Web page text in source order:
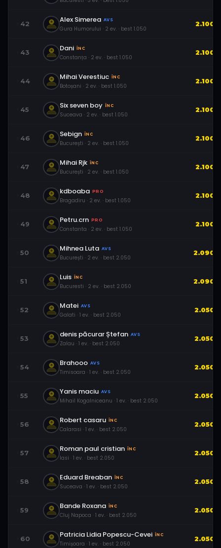
42 Alex Simerea AVS
Gura Humorului · 2 ev. · best 1.050
2.100
43 Dani ÎNC
Constanța · 2 ev. · best 1.050
2.100
44 Mihai Verestiuc ÎNC
Botoșani · 2 ev. · best 1.050
2.100
45 Six seven boy ÎNC
Suceava · 2 ev. · best 1.050
2.100
46 Sebign ÎNC
București · 2 ev. · best 1.050
2.100
47 Mihai Rjk ÎNC
București · 2 ev. · best 1.050
2.100
48 kdboaba PRO
Bragadiru · 2 ev. · best 1.050
2.100
49 Petru.crn PRO
Constanta · 2 ev. · best 1.050
2.100
50 Mihnea Luta AVS
București · 2 ev. · best 2.050
2.090
51 Luis ÎNC
Bucuresti · 2 ev. · best 2.050
2.090
52 Matei AVS
Galati · 1 ev. · best 2.050
2.050
53 denis păcurar Ștefan AVS
Zalau · 1 ev. · best 2.050
2.050
54 Brahooo AVS
Timisoara · 1 ev. · best 2.050
2.050
55 Yanis maciu AVS
Mihail Kogalniceanu · 1 ev. · best 2.050
2.050
56 Robert casaru ÎNC
Calarasi · 1 ev. · best 2.050
2.050
57 Roman paul cristian ÎNC
Iasi · 1 ev. · best 2.050
2.050
58 Eduard Breaban ÎNC
Suceava · 1 ev. · best 2.050
2.050
59 Bande Roxana ÎNC
Cluj Napoca · 1 ev. · best 2.050
2.050
60 Patricia Lidia Popescu-Cevei ÎNC
Timișoara · 1 ev. · best 2.050
2.050